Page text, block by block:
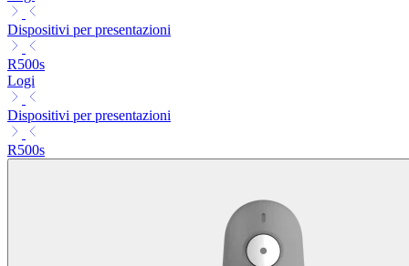
Dispositivi per presentazioni
R500s
Logi
Dispositivi per presentazioni
R500s